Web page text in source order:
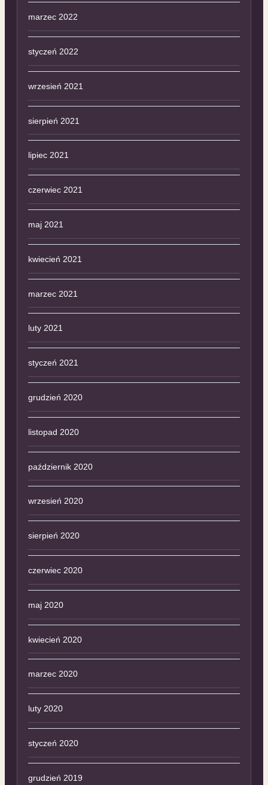
marzec 2022
styczeń 2022
wrzesień 2021
sierpień 2021
lipiec 2021
czerwiec 2021
maj 2021
kwiecień 2021
marzec 2021
luty 2021
styczeń 2021
grudzień 2020
listopad 2020
październik 2020
wrzesień 2020
sierpień 2020
czerwiec 2020
maj 2020
kwiecień 2020
marzec 2020
luty 2020
styczeń 2020
grudzień 2019